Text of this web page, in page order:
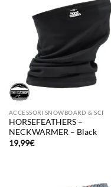
ACCESSORI SNOWBOARD & SCI
HORSEFEATHERS –
NECKWARMER – Black
19,99€